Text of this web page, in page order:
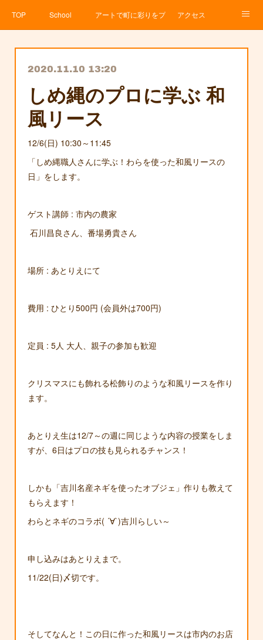
TOP School アートで町に彩りをプロジェクト
アクセス
2020.11.10 13:20
しめ縄のプロに学ぶ 和
風リース
12/6(日) 10:30～11:45
「しめ縄職人さんに学ぶ！わらを使った和風リースの
日」をします。
ゲスト講師 : 市内の農家
石川昌良さん、番場勇貴さん
場所 : あとりえにて
費用 : ひとり500円 (会員外は700円)
定員 : 5人 大人、親子の参加も歓迎
クリスマスにも飾れる松飾りのような和風リースを作り
ます。
あとりえ生は12/7～の週に同じような内容の授業をしま
すが、6日はプロの技も見られるチャンス！
しかも「吉川名産ネギを使ったオブジェ」作りも教えて
もらえます！
わらとネギのコラボ( ´∀`)吉川らしい～
申し込みはあとりえまで。
11/22(日)〆切です。
そしてなんと！この日に作った和風リースは市内のお店